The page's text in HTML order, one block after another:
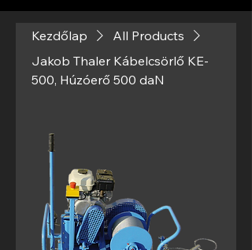
Kezdőlap
All Products
Jakob Thaler Kábelcsörlő KE-
500, Húzóerő 500 daN